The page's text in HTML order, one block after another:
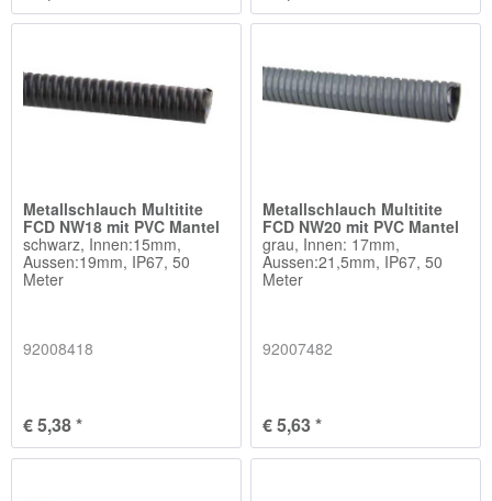
Metallschlauch Multitite
FCD NW18 mit PVC Mantel
schwarz, Innen:15mm,
Aussen:19mm, IP67, 50
Meter
92008418
€ 5,38 *
Metallschlauch Multitite
FCD NW20 mit PVC Mantel
grau, Innen: 17mm,
Aussen:21,5mm, IP67, 50
Meter
92007482
€ 5,63 *